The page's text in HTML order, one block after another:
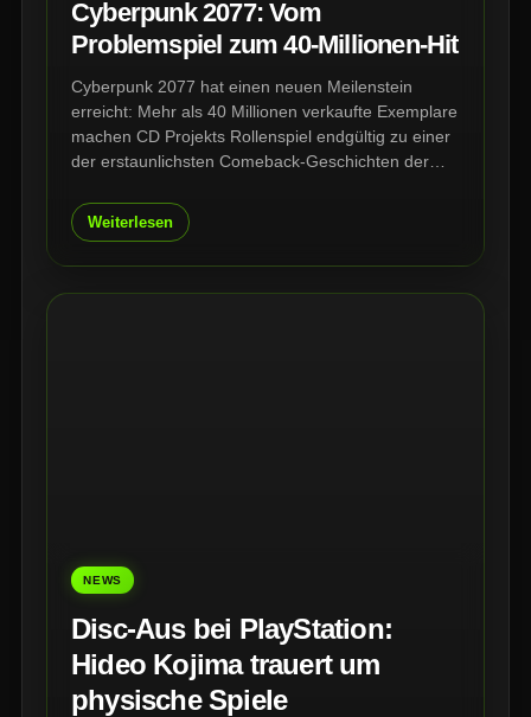
Cyberpunk 2077: Vom
Problemspiel zum 40-Millionen-Hit
Cyberpunk 2077 hat einen neuen Meilenstein
erreicht: Mehr als 40 Millionen verkaufte Exemplare
machen CD Projekts Rollenspiel endgültig zu einer
der erstaunlichsten Comeback-Geschichten der
Phantom Liberty und Edgerunners steht Night City
heute stärker da als je zuvor.
Weiterlesen
NEWS
Disc-Aus bei PlayStation:
Hideo Kojima trauert um
physische Spiele